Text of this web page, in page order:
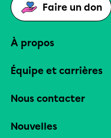
Faire un don
À propos
Équipe et carrières
Nous contacter
Nouvelles